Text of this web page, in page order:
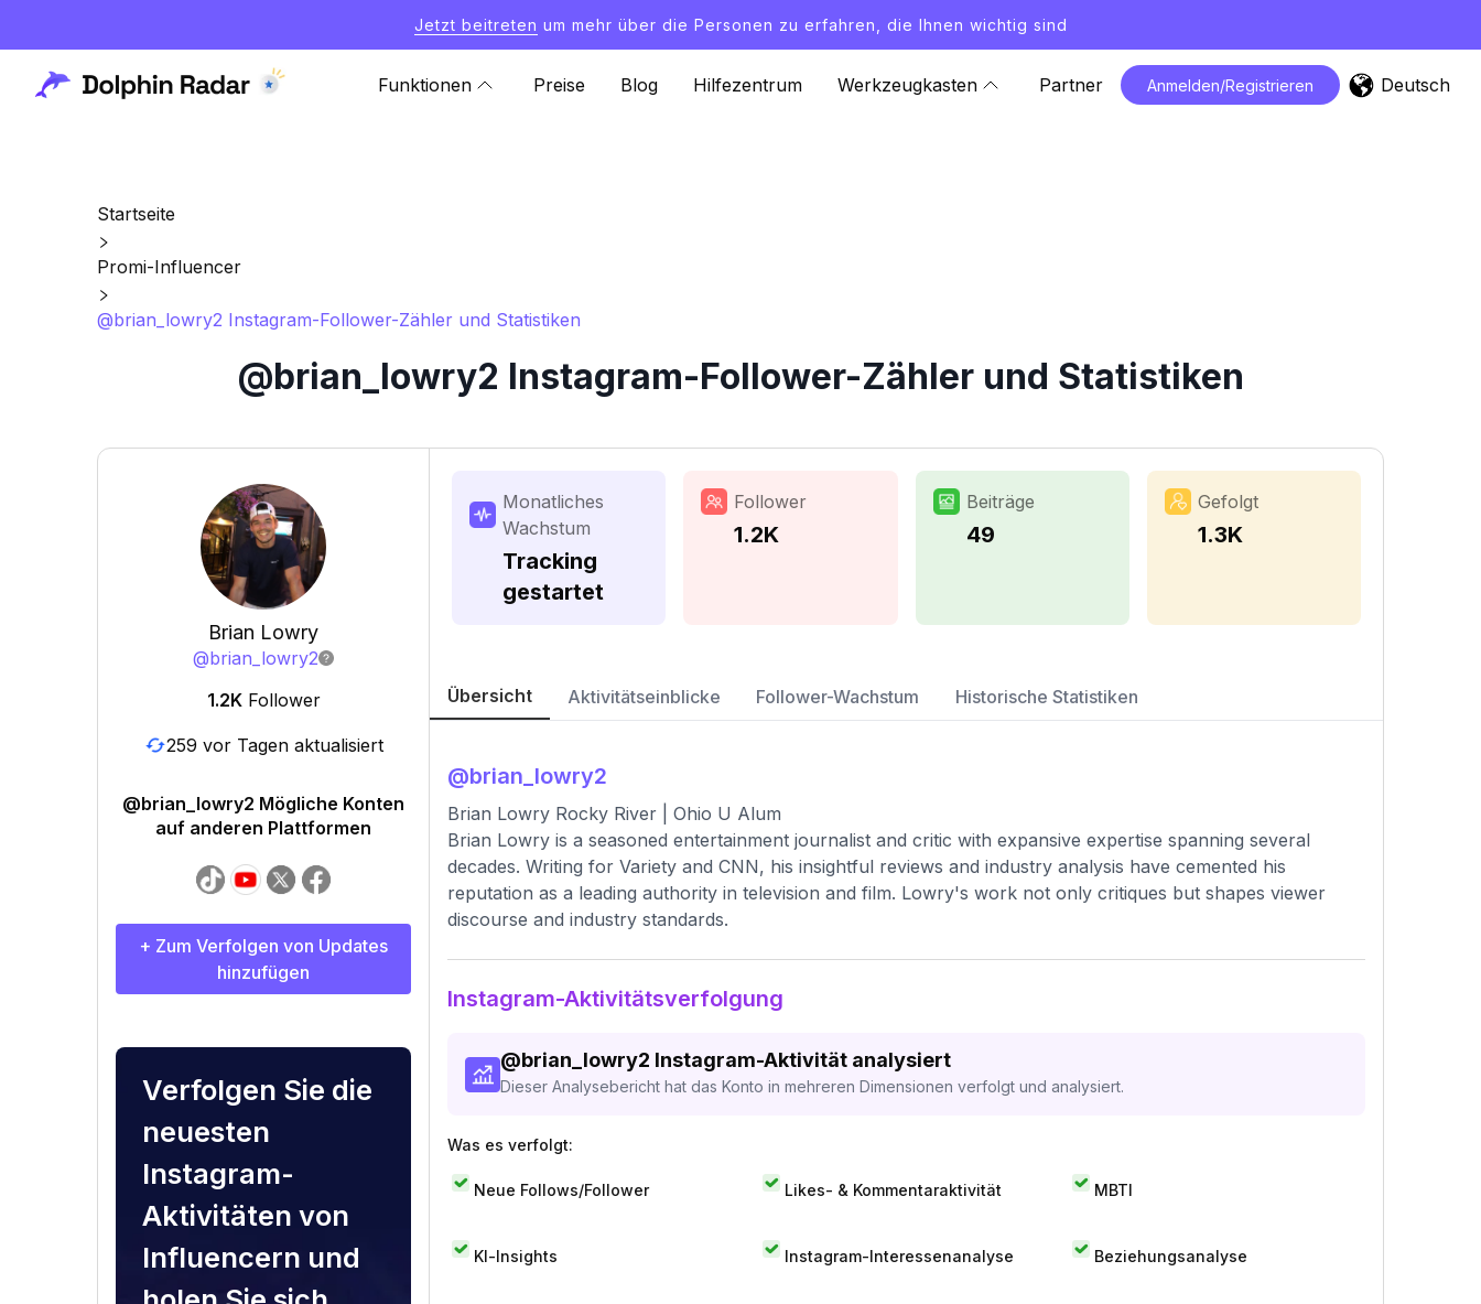
Jetzt beitreten um mehr über die Personen zu erfahren, die Ihnen wichtig sind
Funktionen Preise Blog Hilfezentrum Werkzeugkasten Partner Anmelden/Registrieren Deutsch
Startseite
Promi-Influencer
@brian_lowry2 Instagram-Follower-Zähler und Statistiken
@brian_lowry2 Instagram-Follower-Zähler und Statistiken
Brian Lowry
@brian_lowry2
1.2K Follower
259 vor Tagen aktualisiert
@brian_lowry2 Mögliche Konten
auf anderen Plattformen
+ Zum Verfolgen von Updates
hinzufügen
Verfolgen Sie die
neuesten
Instagram-
Aktivitäten von
Influencern und
Monatliches
Wachstum
Tracking
gestartet
Follower
1.2K
Beiträge
49
Gefolgt
1.3K
Übersicht Aktivitätseinblicke Follower-Wachstum Historische Statistiken
@brian_lowry2
Brian Lowry Rocky River | Ohio U Alum
Brian Lowry is a seasoned entertainment journalist and critic with expansive expertise spanning several
decades. Writing for Variety and CNN, his insightful reviews and industry analysis have cemented his
reputation as a leading authority in television and film. Lowry's work not only critiques but shapes viewer
discourse and industry standards.
Instagram-Aktivitätsverfolgung
@brian_lowry2 Instagram-Aktivität analysiert
Dieser Analysebericht hat das Konto in mehreren Dimensionen verfolgt und analysiert.
Was es verfolgt:
Neue Follows/Follower Likes- & Kommentaraktivität MBTI
KI-Insights Instagram-Interessenanalyse Beziehungsanalyse